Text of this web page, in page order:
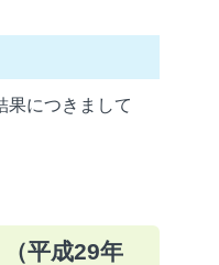
果につきまして
平成29年